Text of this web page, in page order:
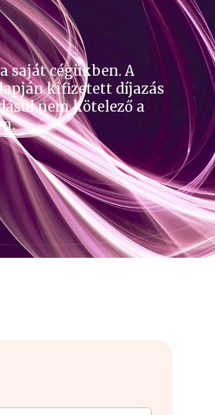
saját cégükben. A
kifizetett díjazás
nem kötelező a